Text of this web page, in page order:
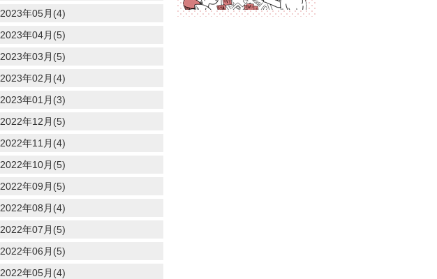
2023年05月(4)
2023年04月(5)
2023年03月(5)
2023年02月(4)
2023年01月(3)
2022年12月(5)
2022年11月(4)
2022年10月(5)
2022年09月(5)
2022年08月(4)
2022年07月(5)
2022年06月(5)
2022年05月(4)